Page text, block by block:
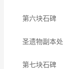
第六块石碑
圣遗物副本处
第七块石碑